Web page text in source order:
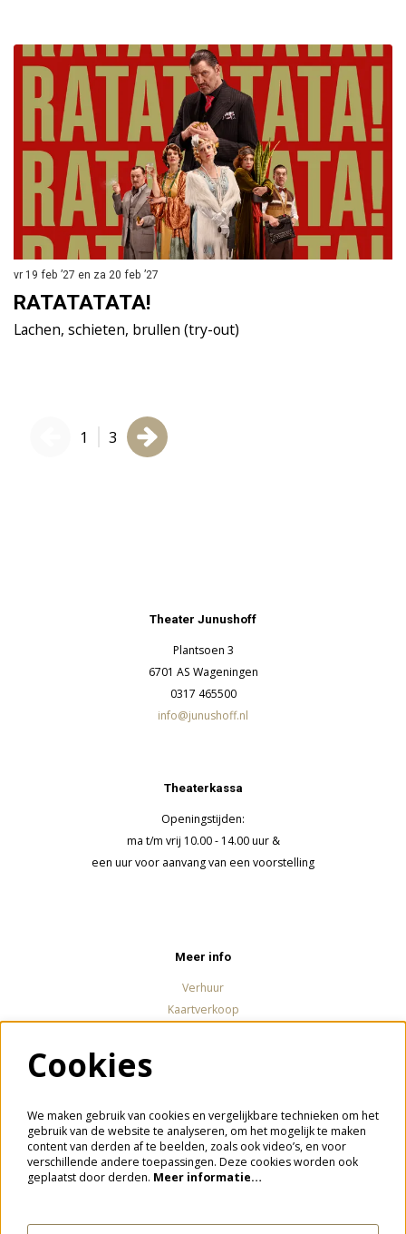
RATATATATA!
Lachen, schieten, brullen (try-out)
vr 19 feb ’27 en za 20 feb ’27
1 3
Theater Junushoff
Plantsoen 3
6701 AS Wageningen
0317 465500
info@junushoff.nl
Theaterkassa
Openingstijden:
ma t/m vrij 10.00 - 14.00 uur &
een uur voor aanvang van een voorstelling
Meer info
Verhuur
Kaartverkoop
Meld je aan voor de nieuwsbrief
Cookies
We maken gebruik van cookies en vergelijkbare technieken om het
gebruik van de website te analyseren, om het mogelijk te maken
content van derden af te beelden, zoals ook video’s, en voor
verschillende andere toepassingen. Deze cookies worden ook
geplaatst door derden. Meer informatie…